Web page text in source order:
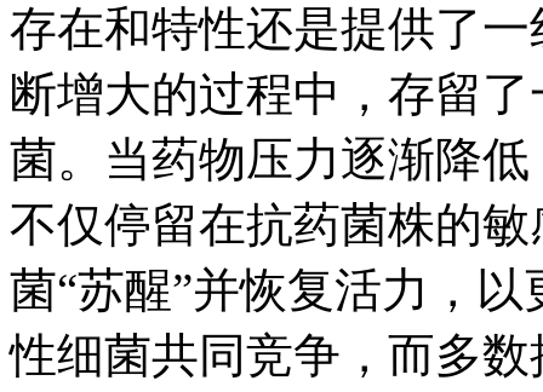
存在和特性还是提供了
断增大的过程中，存留
菌。当药物压力逐渐降
不仅停留在抗药菌株的
菌“苏醒”并恢复活力，
性细菌共同竞争，而多